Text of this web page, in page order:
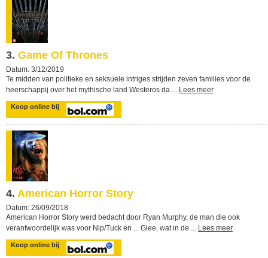
3. Game Of Thrones
Datum: 3/12/2019
Te midden van politieke en seksuele intriges strijden zeven families voor de
heerschappij over het mythische land Westeros da ... Lees meer
Koop online bij
4. American Horror Story
Datum: 26/09/2018
American Horror Story werd bedacht door Ryan Murphy, de man die ook
verantwoordelijk was voor Nip/Tuck en ... Glee, wat in de ... Lees meer
Koop online bij